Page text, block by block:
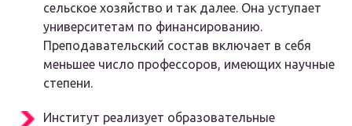
сельское хозяйство и так далее. Она уступает
университетам по финансированию.
Преподавательский состав включает в себя
меньшее число профессоров, имеющих научные
степени.
Институт реализует образовательные